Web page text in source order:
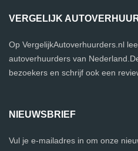
VERGELIJK
Op VergelijkAutoverhuurders.nl
autoverhuurders van
bezoekers en schrijf ook een
NIEUWSBRIEF
Vul je e-mailadres in om onze